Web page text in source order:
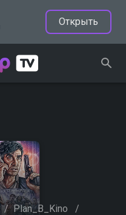
Открыть
/ Plan_B_Kino /